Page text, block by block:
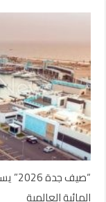
المائية العالمية